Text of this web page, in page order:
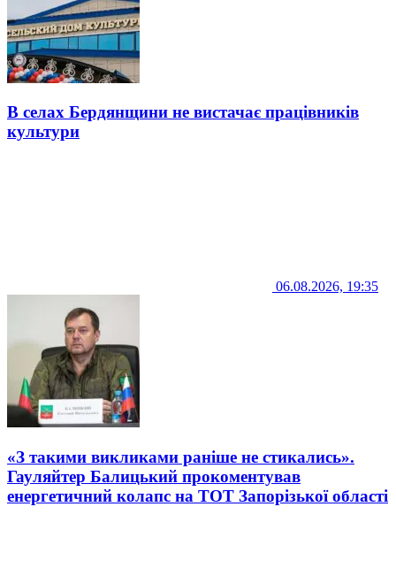
В селах Бердянщини не вистачає працівників
культури
06.08.2026, 19:35
«З такими викликами раніше не стикались».
Гауляйтер Балицький прокоментував
енергетичний колапс на ТОТ Запорізької області